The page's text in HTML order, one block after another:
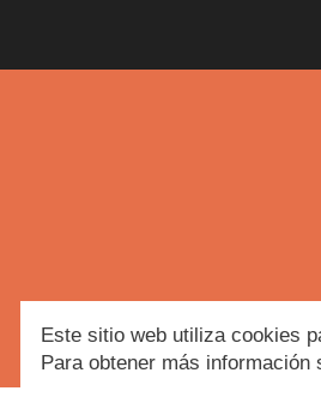
Este sitio web utiliza cookies
Para obtener más